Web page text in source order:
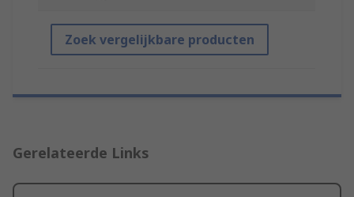
Zoek vergelijkbare producten
Gerelateerde Links